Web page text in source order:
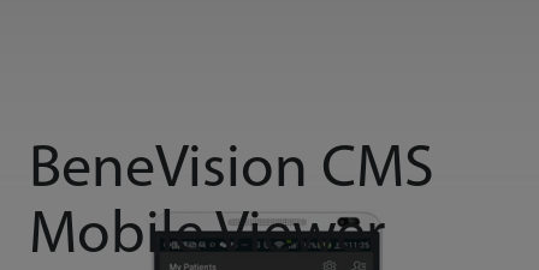
BeneVision CMS
Mobile Viewer